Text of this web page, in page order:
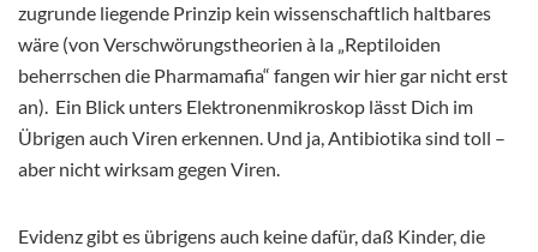
zugrunde liegende Prinzip kein wissenschaftlich haltbares
wäre (von Verschwörungstheorien à la „Reptiloiden
beherrschen die Pharmamafia“ fangen wir hier gar nicht erst
an). Ein Blick unters Elektronenmikroskop lässt Dich im
Übrigen auch Viren erkennen. Und ja, Antibiotika sind toll –
aber nicht wirksam gegen Viren.
Evidenz gibt es übrigens auch keine dafür, daß Kinder, die